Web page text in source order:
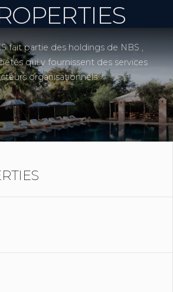
fait partie des holdings de NBS ,
qui y fournissent des services
organisationnels.
SCROLL